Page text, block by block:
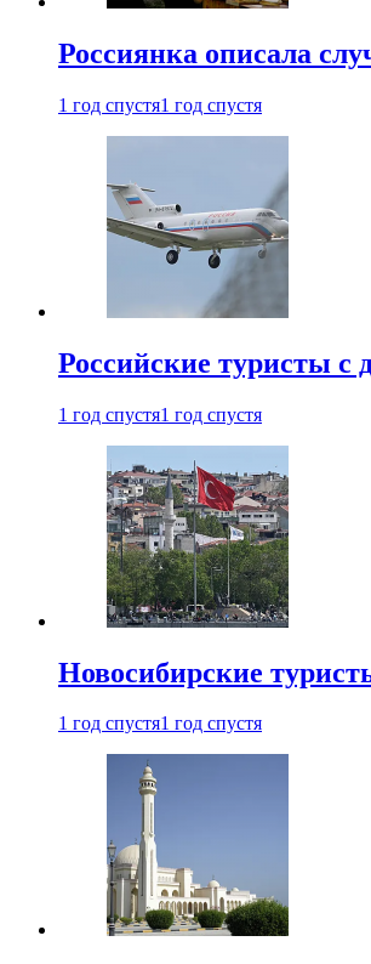
Россиянка описала
1 год спустя1 год спустя
Российские туристы с
1 год спустя1 год спустя
Новосибирские
1 год спустя1 год спустя